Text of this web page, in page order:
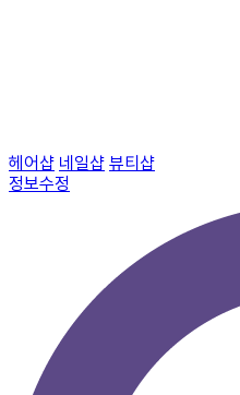
헤어샵 네일샵 뷰티샵
정보수정